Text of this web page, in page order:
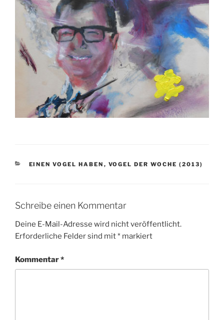
KATEGORIEN
EINEN VOGEL HABEN , VOGEL DER WOCHE (2013)
Schreibe einen Kommentar
Deine E-Mail-Adresse wird nicht veröffentlicht.
Erforderliche Felder sind mit* markiert
Kommentar*